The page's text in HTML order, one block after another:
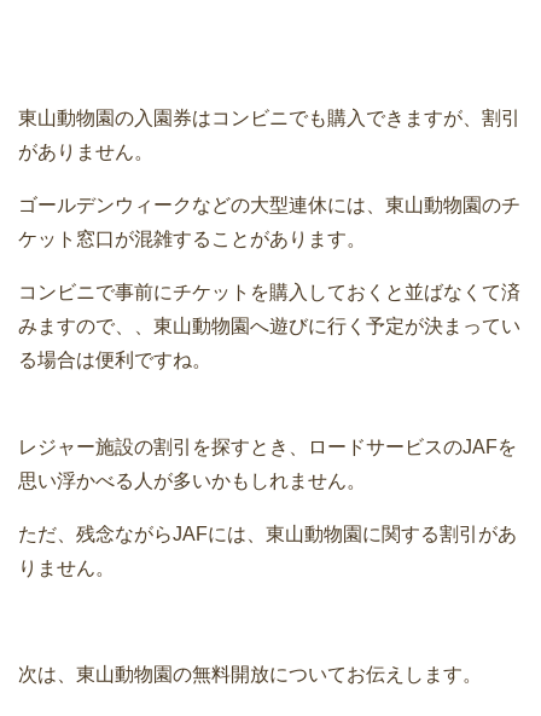
東山動物園の入園券はコンビニでも購入できますが、割引
がありません。
ゴールデンウィークなどの大型連休には、東山動物園のチ
ケット窓口が混雑することがあります。
コンビニで事前にチケットを購入しておくと並ばなくて済
みますので、、東山動物園へ遊びに行く予定が決まってい
る場合は便利ですね。
レジャー施設の割引を探すとき、ロードサービスのJAFを
思い浮かべる人が多いかもしれません。
ただ、残念ながらJAFには、東山動物園に関する割引があ
りません。
次は、東山動物園の無料開放についてお伝えします。